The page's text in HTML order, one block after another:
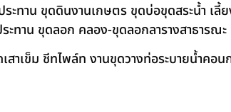
ะทาน ขุดดินงานเกษตร ขุดบ่อขุดสระน้ำ เลี้
ทาน ขุดลอก คลอง-ขุดลอกลารางสาธารณะ
าเข็ม ชีทไพล์ท งานขุดวางท่อระบายน้ำคอ